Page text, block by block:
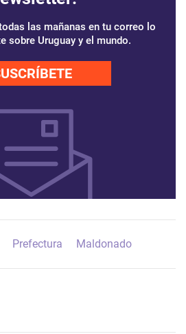
las mañanas en tu correo lo
sobre Uruguay y el mundo.
Prefectura Maldonado